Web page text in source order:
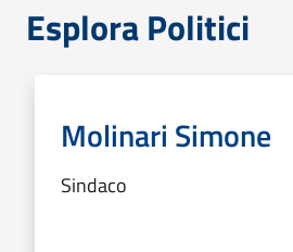
Esplora Politici
Molinari Simone
Sindaco